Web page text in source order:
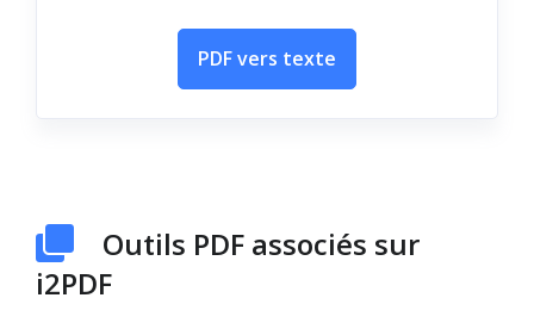
PDF vers texte
Outils PDF associés sur
i2PDF